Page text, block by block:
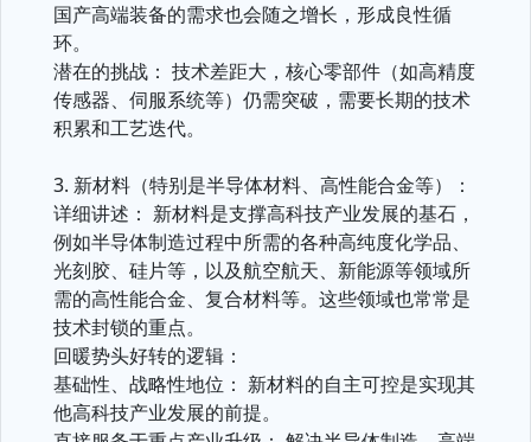
国产高端装备的需求也会随之增长，形成良性循
环。
潜在的挑战： 技术差距大，核心零部件（如高精度
传感器、伺服系统等）仍需突破，需要长期的技术
积累和工艺迭代。
3. 新材料（特别是半导体材料、高性能合金等）：
详细讲述： 新材料是支撑高科技产业发展的基石，
例如半导体制造过程中所需的各种高纯度化学品、
光刻胶、硅片等，以及航空航天、新能源等领域所
需的高性能合金、复合材料等。这些领域也常常是
技术封锁的重点。
回暖势头好转的逻辑：
基础性、战略性地位： 新材料的自主可控是实现其
他高科技产业发展的前提。